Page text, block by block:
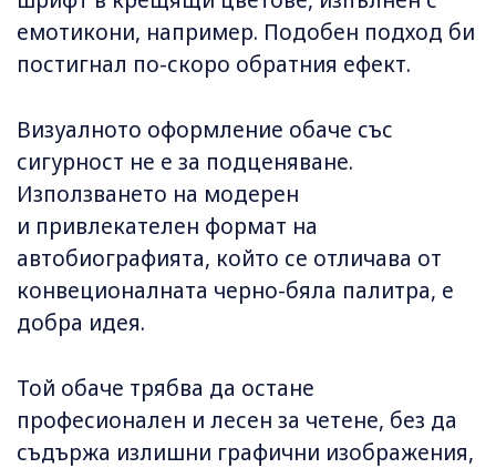
емотикони, например. Подобен подход би
постигнал по-скоро обратния ефект.
Визуалното оформление обаче със
сигурност не е за подценяване.
Използването на модерен
и привлекателен формат на
автобиографията, който се отличава от
конвеционалната черно-бяла палитра, е
добра идея.
Той обаче трябва да остане
професионален и лесен за четене, без да
съдържа излишни графични изображения,